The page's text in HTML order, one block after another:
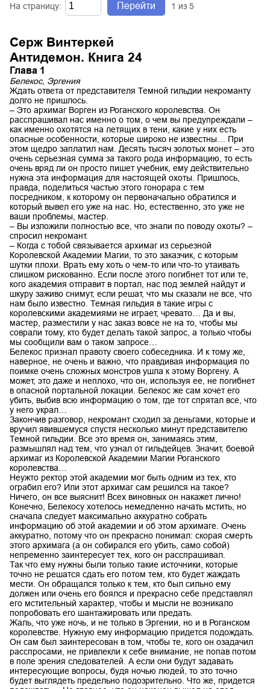
На страницу: Перейти 1 из 5
Серж Винтеркей
Антидемон. Книга 24
Глава 1
Белекос, Эргения
Ждать ответа от представителя Темной гильдии некроманту
долго не пришлось.
– Это архимаг Ворген из Роганского королевства. Он
расспрашивал нас именно о том, о чем вы предупреждали –
как именно охотятся на летящих в тени, какие у них есть
опасные особенности, которые широко не известны… При
этом щедро заплатил нам. Десять тысяч золотых монет – это
очень серьезная сумма за такого рода информацию, то есть
очень вряд ли он просто пишет учебник, ему действительно
нужна эта информация для настоящей охоты. Пришлось,
правда, поделиться частью этого гонорара с тем
посредником, к которому он первоначально обратился и
который вывел его уже на нас. Но, естественно, это уже не
ваши проблемы, мастер.
– Вы изложили полностью все, что знали по поводу охоты? –
спросил некромант.
– Когда с тобой связывается архимаг из серьезной
Королевской Академии Магии, то это заказчик, с которым
шутки плохи. Врать ему хоть о чем-то или что-то утаивать
слишком рискованно. Если после этого погибнет тот или те,
кого академия отправит в портал, нас под землей найдут и
шкуру заживо снимут, если решат, что мы сказали не все, что
нам было известно. Темная гильдия в такие игры с
королевскими академиями не играет, чревато… Да и вы,
мастер, разместили у нас заказ вовсе не на то, чтобы мы
соврали тому, кто будет делать такой запрос, а только чтобы
мы сообщили вам о таком запросе…
Белекос признал правоту своего собеседника. И к тому же,
наверное, не очень и важно, что правдивая информация по
поимке очень сложных монстров ушла к этому Воргену. А
может, это даже и неплохо, что он, используя ее, не погибнет
в опасной портальной локации. Белекос же сам хочет его
убить, выбив всю информацию о том, где тот спрятал все, что
у него украл…
Закончив разговор, некромант сходил за деньгами, которые и
вручил явившемуся спустя несколько минут представителю
Темной гильдии. Все это время он, занимаясь этим,
размышлял над тем, что узнал от гильдейцев. Значит, боевой
архимаг из Королевской Академии Магии Роганского
королевства…
Неужто ректор этой академии мог быть одним из тех, кто
ограбил его? Или этот архимаг сам решился на такое?
Ничего, он все выяснит! Всех виновных он накажет лично!
Конечно, Белекосу хотелось немедленно начать мстить, но
сначала следует максимально аккуратно собрать
информацию об этой академии и об этом архимаге. Очень
аккуратно, потому что он прекрасно понимал: скорая смерть
этого архимага (а он собирался его убить, само собой)
непременно заинтересует тех, кого он расспрашивал.
Так что ему нужны были только такие источники, которые
точно не решатся сдать его потом тем, кто будет жаждать
мести. Он обращался только к тем, кто был сильно ему
должен или очень его боялся и прекрасно себе представлял
его мстительный характер, чтобы и мысли не возникало
попробовать его шантажировать или предать.
Жаль, что уже ночь, и не только в Эргении, но и в Роганском
королевстве. Нужную ему информацию придется подождать.
Он сам был заинтересован в том, чтобы те, кого он озадачил
расспросами, не привлекли к себе внимание, не попав потом
в поле зрения следователей. А если они будут задавать
интересующие вопросы, будя ночью людей, то это точно
будет выглядеть предельно подозрительно. Что же, придется